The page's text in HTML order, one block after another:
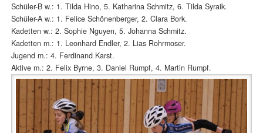
Schüler-B w.: 1. Tilda Hino, 5. Katharina Schmitz, 6. Tilda Syraik.
Schüler-A w.: 1. Felice Schönenberger, 2. Clara Bork.
Kadetten w.: 2. Sophie Nguyen, 5. Johanna Schmitz.
Kadetten m.: 1. Leonhard Endler, 2. Lias Rohrmoser.
Jugend m.: 4. Ferdinand Karst.
Aktive m.: 2. Felix Byrne, 3. Daniel Rumpf, 4. Martin Rumpf.